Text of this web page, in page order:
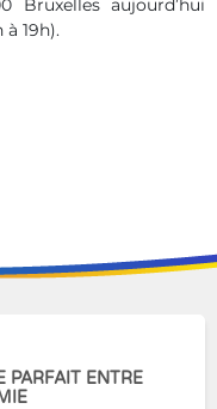
Bruxelles aujourd’hui
à 19h).
PARFAIT ENTRE